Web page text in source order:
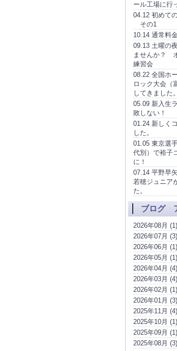
ール工場に行
04.12 初めて
その1
10.14 通常料
09.13 土曜の
ませんか？
練習会
08.22 全国ホ
ロック大会（
してきました。
05.09 新入生
敗しない！
01.24 新しく
した。
01.05 東京選
代別）で裕子
に！
07.14 平野早
若穂ジュニア
た。
ブログ
2026年08月 (1)
2026年07月 (3)
2026年06月 (1)
2026年05月 (1)
2026年04月 (4)
2026年03月 (4)
2026年02月 (1)
2026年01月 (3)
2025年11月 (4)
2025年10月 (1)
2025年09月 (1)
2025年08月 (3)